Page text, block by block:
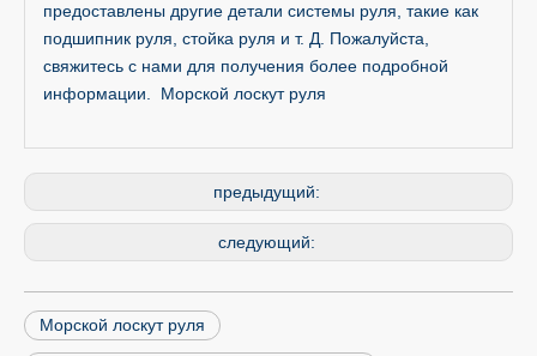
предоставлены другие детали системы руля, такие как
подшипник руля, стойка руля и т. Д. Пожалуйста,
свяжитесь с нами для получения более подробной
информации. Морской лоскут руля
предыдущий:
следующий:
Морской лоскут руля